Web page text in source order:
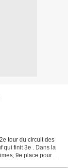
tour du circuit des
qui finit 3e . Dans la
9e place pour